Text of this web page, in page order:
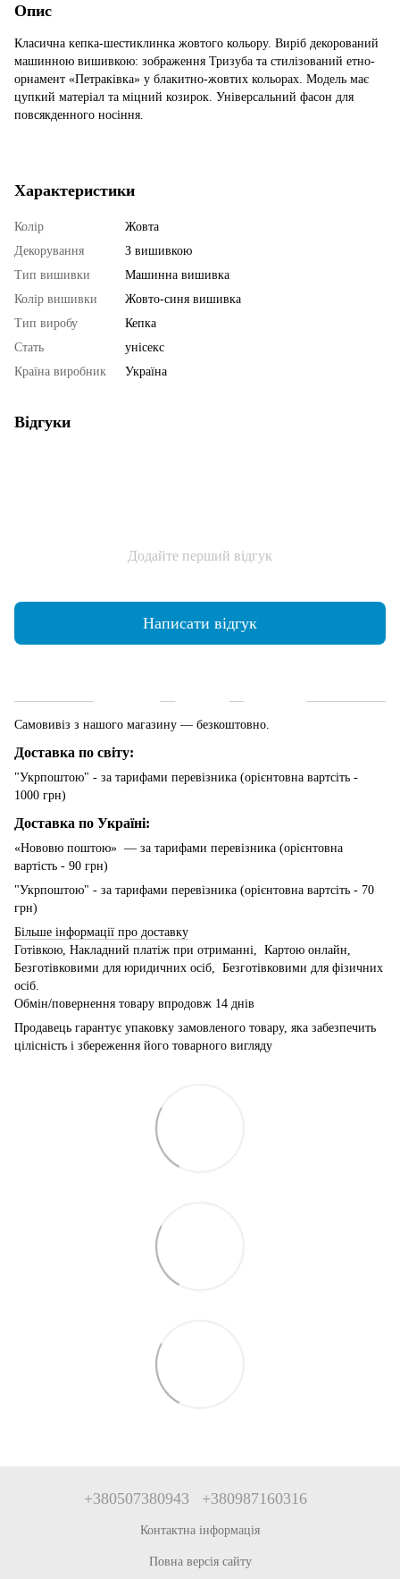
Опис
Класична кепка-шестиклинка жовтого кольору. Виріб декорований
машинною вишивкою: зображення Тризуба та стилізований етно-
орнамент «Петраківка» у блакитно-жовтих кольорах. Модель має
цупкий матеріал та міцний козирок. Універсальний фасон для
повсякденного носіння.
Характеристики
Колір
Жовта
Декорування
З вишивкою
Тип вишивки
Машинна вишивка
Колір вишивки
Жовто-синя вишивка
Тип виробу
Кепка
Стать
унісекс
Країна виробник
Україна
Відгуки
Додайте перший відгук
Написати відгук
Самовивіз з нашого магазину — безкоштовно.
Доставка по світу:
"Укрпоштою" - за тарифами перевізника (орієнтовна вартсіть -
1000 грн)
Доставка по Україні:
«Нововю поштою» — за тарифами перевізника (орієнтовна
вартість - 90 грн)
"Укрпоштою" - за тарифами перевізника (орієнтовна вартсіть - 70
грн)
Більше інформації про доставку
Готівкою, Накладний платіж при отриманні, Картою онлайн,
Безготівковими для юридичних осіб, Безготівковими для фізичних
осіб.
Обмін/повернення товару впродовж 14 днів
Продавець гарантує упаковку замовленого товару, яка забезпечить
цілісність і збереження його товарного вигляду
+380507380943 +380987160316
Контактна інформація
Повна версія сайту